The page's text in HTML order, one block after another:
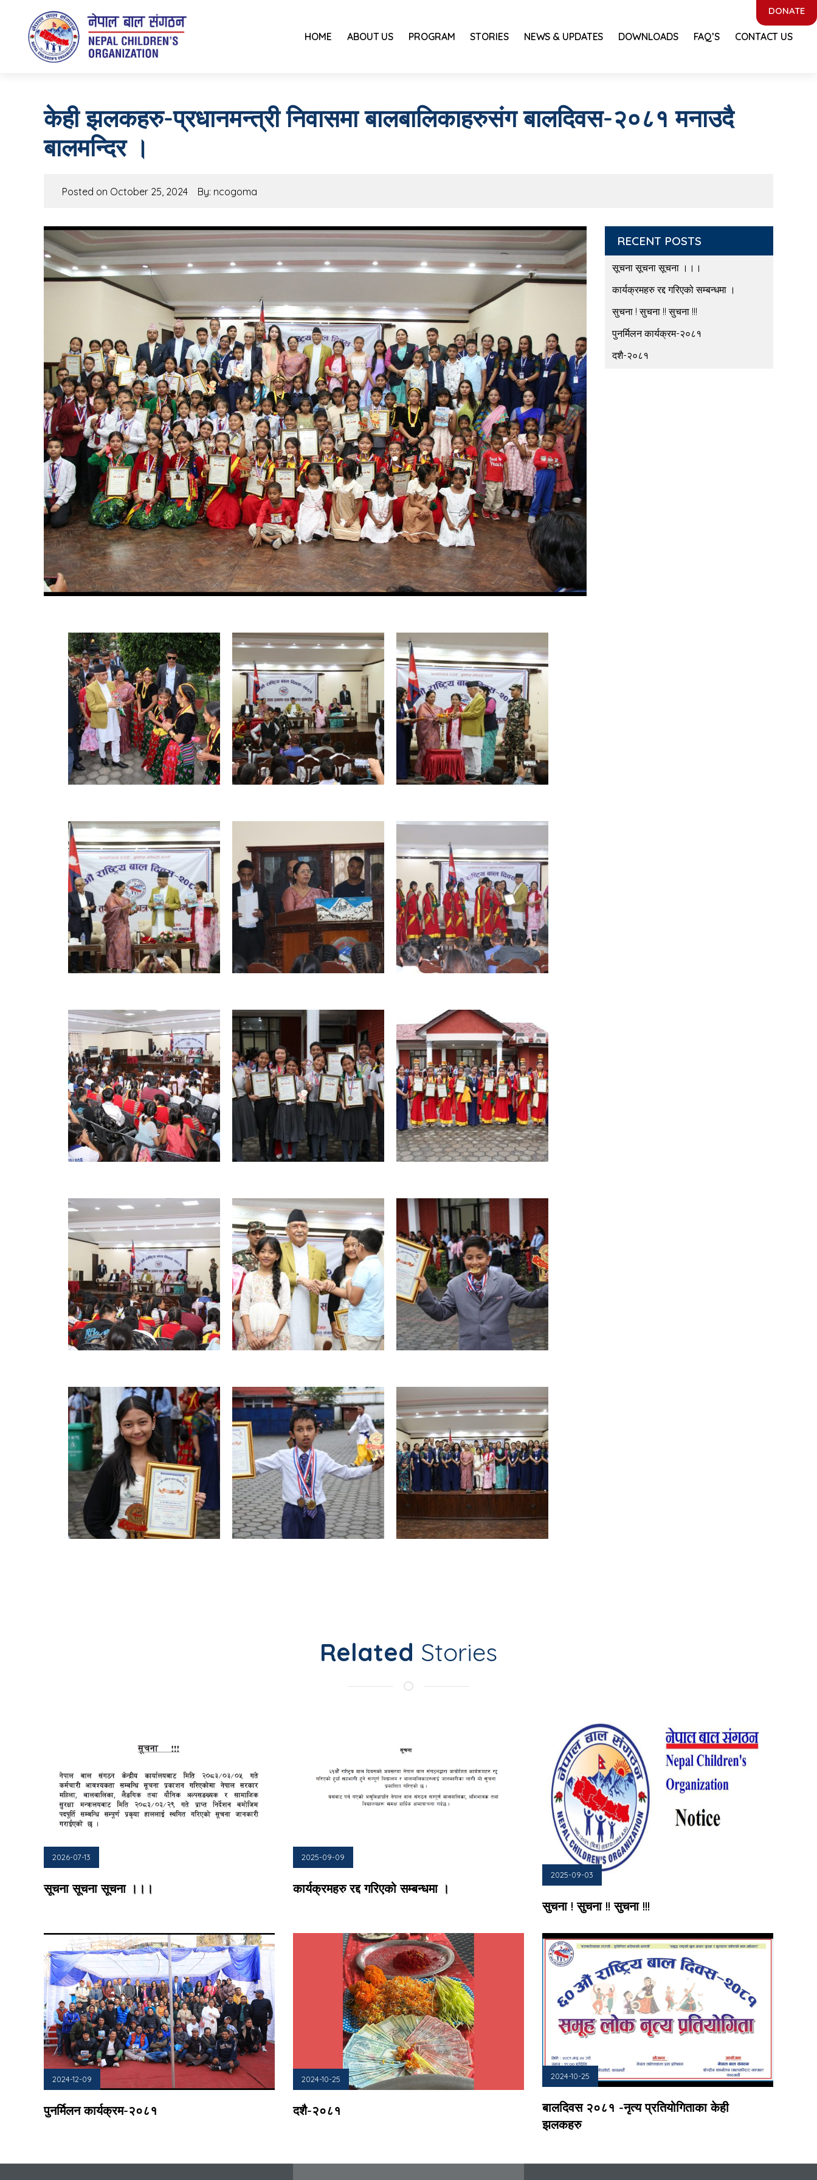
Nepal Children's Organization
Putting Smile on face of Nepalese Children
HOME ABOUT US PROGRAM STORIES NEWS & UPDATES DOWNLOADS FAQ’S CONTACT US
DONATE
केही झलकहरु-प्रधानमन्त्री निवासमा बालबालिकाहरुसंग बालदिवस-२०८१ मनाउदै
बालमन्दिर ।
Posted on October 25, 2024 By: ncogoma
RECENT POSTS
सूचना सूचना सूचना ।।।
कार्यक्रमहरु रद्द गरिएको सम्बन्धमा ।
सुचना ! सुचना !! सुचना !!!
पुनर्मिलन कार्यक्रम-२०८१
दशै-२०८१
Related Stories
2026-07-13
सूचना सूचना सूचना ।।।
2025-09-09
कार्यक्रमहरु रद्द गरिएको सम्बन्धमा ।
2025-09-03
सुचना ! सुचना !! सुचना !!!
2024-12-09
पुनर्मिलन कार्यक्रम-२०८१
2024-10-25
दशै-२०८१
2024-10-25
बालदिवस २०८१ -नृत्य प्रतियोगिताका केही
झलकहरु